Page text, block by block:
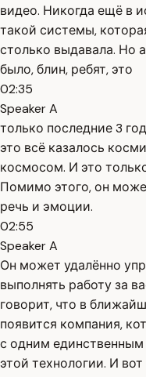
видео. Никогда ещё в
такой системы,
столько выдавала. Но
было, блин, ребят, это
02:35
Speaker A
только последние 3
это всё казалось
космосом. И это
Помимо этого, он
речь и эмоции.
02:55
Speaker A
Он может удалённо
выполнять работу за
говорит, что в
появится компания,
с одним
этой технологии. И